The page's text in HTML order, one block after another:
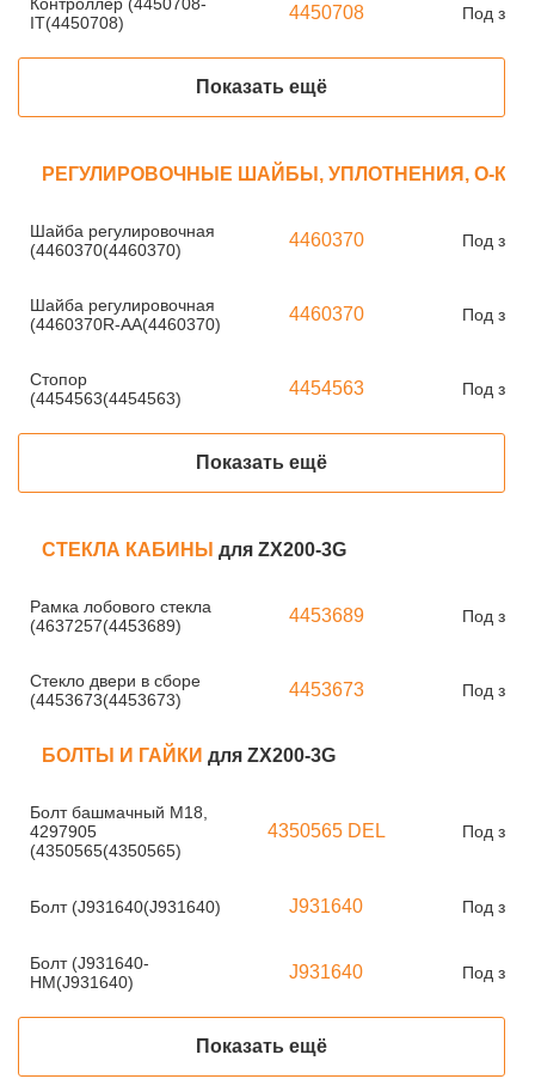
IT(4450708)
4450708 Под
Показать ещё
РЕГУЛИРОВОЧНЫЕ ШАЙБЫ, УПЛОТНЕНИЯ, О-
Шайба регулировочная
(4460370(4460370)
4460370 Под
Шайба регулировочная
(4460370R-AA(4460370)
4460370 Под
Стопор
(4454563(4454563)
4454563 Под
Показать ещё
СТЕКЛА КАБИНЫ для ZX200-3G
Рамка лобового стекла
(4637257(4453689)
4453689 Под
Стекло двери в сборе
(4453673(4453673)
4453673 Под
БОЛТЫ И ГАЙКИ для ZX200-3G
Болт башмачный М18,
4297905
(4350565(4350565)
4350565 DEL Под
Болт (J931640(J931640) J931640 Под
Болт (J931640-
HM(J931640)
J931640 Под
Показать ещё